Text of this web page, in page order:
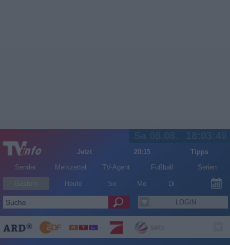
Jetzt 20:15
Tipps
Sender
Merkzettel TV-Agent Fußball Serien
Heute So Mo Di
LOGIN